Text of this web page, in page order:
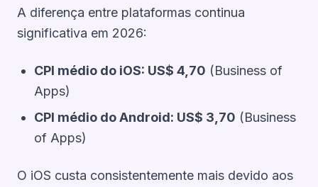
A diferença entre plataformas continua
significativa em 2026:
CPI médio do iOS: US$ 4,70 (Business of
Apps)
CPI médio do Android: US$ 3,70 (Business
of Apps)
O iOS custa consistentemente mais devido aos